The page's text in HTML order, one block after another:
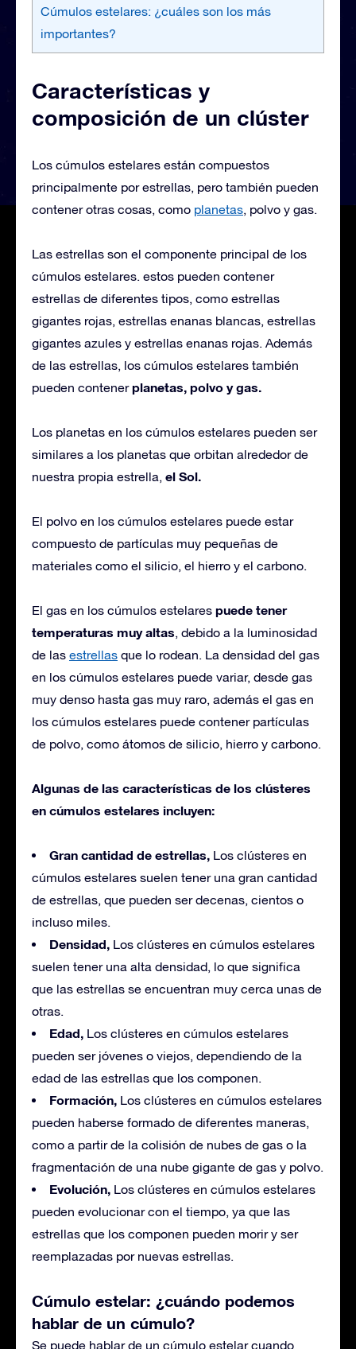
Cúmulos estelares: ¿cuáles son los más
importantes?
Características y
composición de un clúster
Los cúmulos estelares están compuestos
principalmente por estrellas, pero también pueden
contener otras cosas, como planetas, polvo y gas.
Las estrellas son el componente principal de los
cúmulos estelares. estos pueden contener
estrellas de diferentes tipos, como estrellas
gigantes rojas, estrellas enanas blancas, estrellas
gigantes azules y estrellas enanas rojas. Además
de las estrellas, los cúmulos estelares también
pueden contenerplanetas, polvo y gas.
Los planetas en los cúmulos estelares pueden ser
similares a los planetas que orbitan alrededor de
nuestra propia estrella, el Sol.
El polvo en los cúmulos estelares puede estar
compuesto de partículas muy pequeñas de
materiales como el silicio, el hierro y el carbono.
El gas en los cúmulos estelares puede tener
temperaturas muy altas, debido a la luminosidad
de las estrellas que lo rodean. La densidad del gas
en los cúmulos estelares puede variar, desde gas
muy denso hasta gas muy raro, además el gas en
los cúmulos estelares puede contener partículas
de polvo, como átomos de silicio, hierro y carbono.
Algunas de las características de los clústeres
en cúmulos estelares incluyen:
Gran cantidad de estrellas, Los clústeres en
cúmulos estelares suelen tener una gran cantidad
de estrellas, que pueden ser decenas, cientos o
incluso miles.
Densidad, Los clústeres en cúmulos estelares
suelen tener una alta densidad, lo que significa
que las estrellas se encuentran muy cerca unas de
otras.
Edad, Los clústeres en cúmulos estelares
pueden ser jóvenes o viejos, dependiendo de la
edad de las estrellas que los componen.
Formación, Los clústeres en cúmulos estelares
pueden haberse formado de diferentes maneras,
como a partir de la colisión de nubes de gas o la
fragmentación de una nube gigante de gas y polvo.
Evolución, Los clústeres en cúmulos estelares
pueden evolucionar con el tiempo, ya que las
estrellas que los componen pueden morir y ser
reemplazadas por nuevas estrellas.
Cúmulo estelar: ¿cuándo podemos
hablar de un cúmulo?
Se puede hablar de un cúmulo estelar cuando